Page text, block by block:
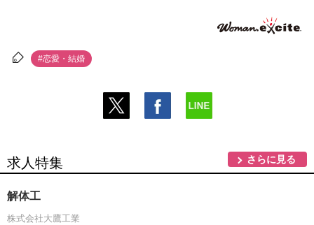
#恋愛・結婚
求人特集 さらに見る
解体工
株式会社大鷹工業